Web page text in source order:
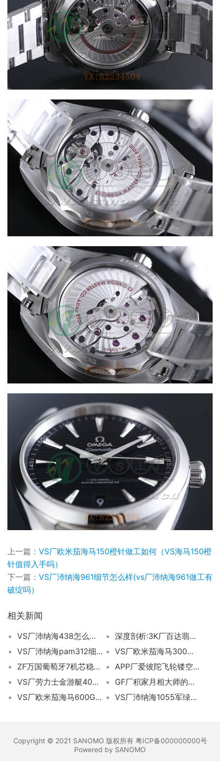
上一篇： VS厂欧米茄海马150橙针做工如何（VS海马150橙
针值得入手吗）
下一篇： VS厂沛纳海961细节怎么样(vs厂沛纳海961做工有
破绽吗）
相关新闻
VS厂沛纳海438怎么样—是否值得入手
深度剖析:3K厂百达翡丽鹦鹉螺5711一体机芯
VS厂沛纳海pam312细节评测（VS厂复刻沛纳海312值不值得入手）
VS厂欧米茄海马300的正确使用方法全攻略
ZF万国葡萄牙7机芯稳定性如何？请看实测
APP厂爱彼陀飞轮镂空腕表评测:机械艺术的巅峰之作​
VS厂劳力士金游艇40mm做工如何（vs厂玫瑰金游艇3235机芯怎么样）
GF厂积家月相大师的升级之处与一体机细节​
VS厂欧米茄海马600GMT太极圈做工细节到底值不值得入手
VS厂沛纳海1055军绿色质量如何（vs厂沛纳海1055值得入手吗）
Copyright © 2021 SANOMO 版权所有 粤ICP备000000000号
Powered by SANOMO